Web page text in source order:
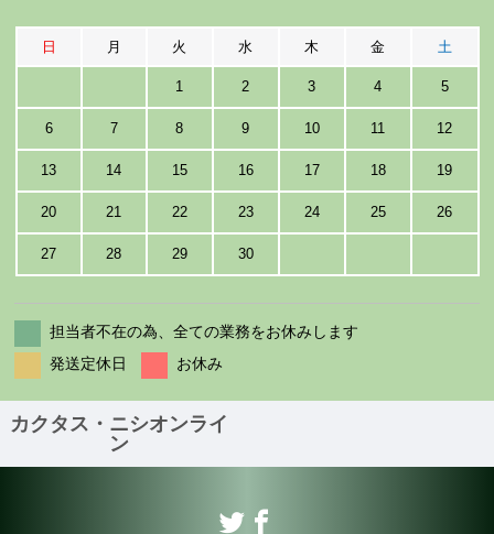
日 月 火 水 木 金 土
1 2 3 4 5
6 7 8 9 10 11 12
13 14 15 16 17 18 19
20 21 22 23 24 25 26
27 28 29 30
担当者不在の為、全ての業務をお休みします
発送定休日
お休み
カクタス・ニシオンライ
ン